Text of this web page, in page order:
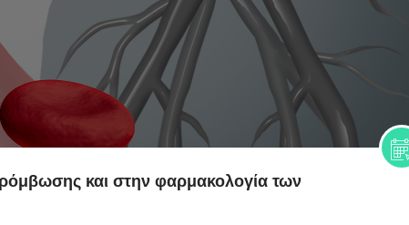
και στην φαρμακολογία των